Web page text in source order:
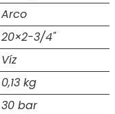
Arco
20×2-3/4"
Víz
0,13 kg
30 bar